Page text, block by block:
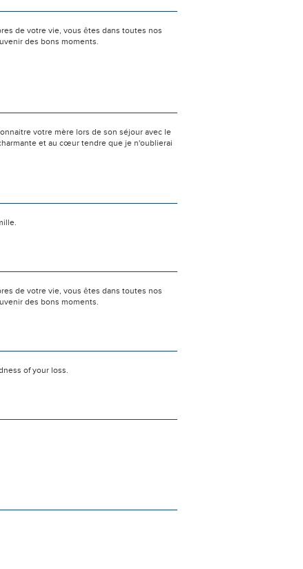
de votre vie, vous êtes dans toutes nos
des bons moments.
votre mère lors de son séjour avec le
et au cœur tendre que je n'oublierai
de votre vie, vous êtes dans toutes nos
des bons moments.
of your loss.